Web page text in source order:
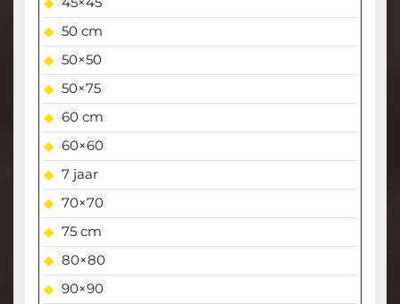
50 cm
50×50
50×75
60 cm
60×60
7 jaar
70×70
75 cm
80×80
90×90